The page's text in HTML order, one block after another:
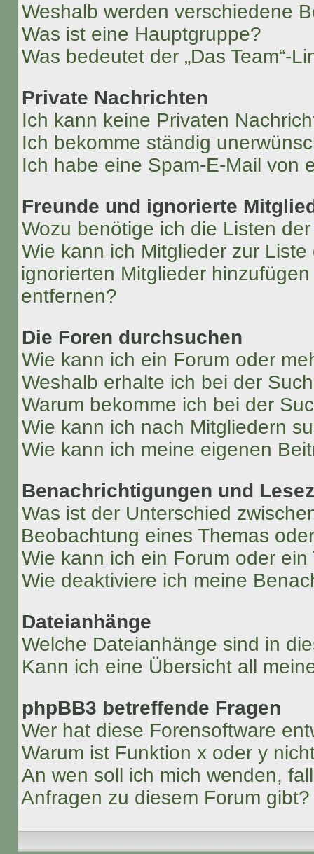
Weshalb werden verschiedene
Was ist eine Hauptgruppe?
Was bedeutet der „Das Team“-
Private Nachrichten
Ich kann keine Privaten
Ich bekomme ständig
Ich habe eine Spam-E-Mail von
Freunde und ignorierte
Wozu benötige ich die Listen
Wie kann ich Mitglieder zur
ignorierten Mitglieder
entfernen?
Die Foren durchsuchen
Wie kann ich ein Forum oder
Weshalb erhalte ich bei der
Warum bekomme ich bei der
Wie kann ich nach Mitgliedern
Wie kann ich meine eigenen
Benachrichtigungen und
Was ist der Unterschied
Beobachtung eines Themas
Wie kann ich ein Forum oder
Wie deaktiviere ich meine
Dateianhänge
Welche Dateianhänge sind in
Kann ich eine Übersicht all
phpBB3 betreffende Fragen
Wer hat diese Forensoftware
Warum ist Funktion x oder y
An wen soll ich mich wenden,
Anfragen zu diesem Forum gibt?